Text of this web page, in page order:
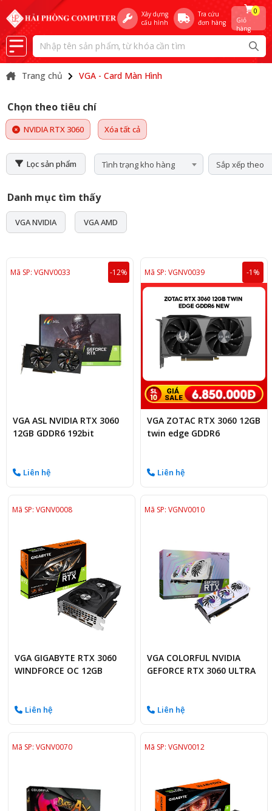
Xây dựng
cấu hình
Tra cứu
đơn hàng
Giỏ
hàng
0
Trang chủ VGA - Card Màn Hình
Chọn theo tiêu chí
NVIDIA RTX 3060 Xóa tất cả
Lọc sản phẩm Tình trạng kho hàng Sắp xếp theo
Danh mục tìm thấy
VGA NVIDIA VGA AMD
Mã SP: VGNV0033 -12%
VGA ASL NVIDIA RTX 3060
12GB GDDR6 192bit
Liên hệ
Mã SP: VGNV0039 -1%
VGA ZOTAC RTX 3060 12GB
twin edge GDDR6
Liên hệ
Mã SP: VGNV0008
VGA GIGABYTE RTX 3060
WINDFORCE OC 12GB
Liên hệ
Mã SP: VGNV0010
VGA COLORFUL NVIDIA
GEFORCE RTX 3060 ULTRA
Liên hệ
Mã SP: VGNV0070 Mã SP: VGNV0012